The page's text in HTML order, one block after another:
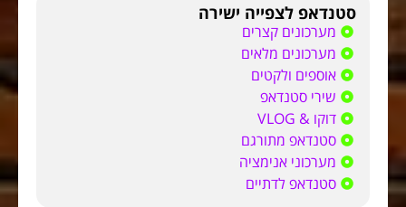
סטנדאפ לצפייה ישירה
מערכונים קצרים
מערכונים מלאים
אוספים ולקטים
שירי סטנדאפ
דוקו & VLOG
סטנדאפ מתורגם
מערכוני אנימציה
סטנדאפ לדתיים